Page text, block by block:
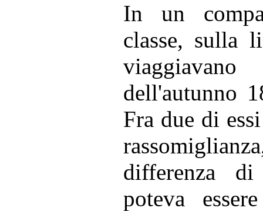
In un
classe, sulla
dell'autunno
Fra due di
differenza
poteva